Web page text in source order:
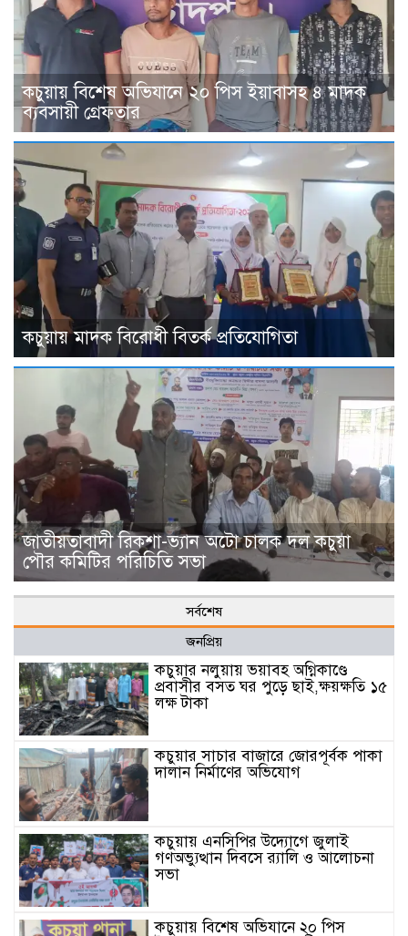
কচুয়ায় বিশেষ অভিযানে ২০ পিস ইয়াবাসহ ৪ মাদক
ব্যবসায়ী গ্রেফতার
কচুয়ায় মাদক বিরোধী বিতর্ক প্রতিযোগিতা
জাতীয়তাবাদী রিকশা-ভ্যান অটো চালক দল কচুয়া
পৌর কমিটির পরিচিতি সভা
সর্বশেষ
জনপ্রিয়
কচুয়ার নলুয়ায় ভয়াবহ অগ্নিকাণ্ডে
প্রবাসীর বসত ঘর পুড়ে ছাই,ক্ষয়ক্ষতি ১৫
লক্ষ টাকা
কচুয়ার সাচার বাজারে জোরপূর্বক পাকা
দালান নির্মাণের অভিযোগ
কচুয়ায় এনসিপির উদ্যোগে জুলাই
গণঅভ্যুত্থান দিবসে র‌্যালি ও আলোচনা
সভা
কচুয়ায় বিশেষ অভিযানে ২০ পিস